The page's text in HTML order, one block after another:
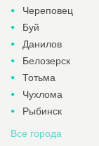
Череповец
Буй
Данилов
Белозерск
Тотьма
Чухлома
Рыбинск
Все города